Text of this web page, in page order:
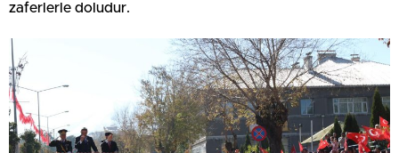
zaferlerle doludur.